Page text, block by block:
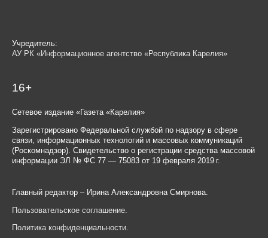
Учредитель:
АУ РК «Информационное агентство «Республика Карелия»
16+
Сетевое издание «Газета «Карелия»
Зарегистрировано Федеральной службой по надзору в сфере
связи, информационных технологий и массовых коммуникаций
(Роскомнадзор). Свидетельство о регистрации средства массовой
информации ЭЛ № ФС 77 — 75083 от 19 февраля 2019 г.
Главный редактор – Ирина Александровна Смирнова.
Пользовательское соглашение
Политика конфиденциальности.